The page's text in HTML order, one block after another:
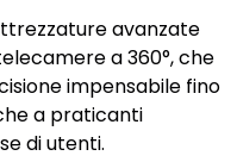
avanzate
a 360°, che
impensabile fino
a praticanti
di utenti.